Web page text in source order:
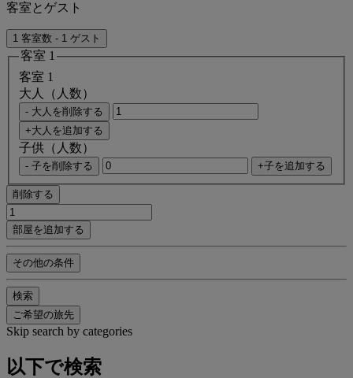
客室とゲスト
1 客室数 - 1 ゲスト
客室 1
客室 1
大人（人数）
- 大人を削除する
+大人を追加する
子供（人数）
- 子を削除する +子を追加する
削除する
部屋を追加する
その他の条件
検索
ご希望の旅先
Skip search by categories
以下で検索